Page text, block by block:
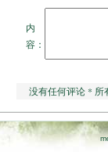
内
容：
没有任何评论 * 所